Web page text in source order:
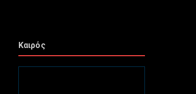
Καιρός